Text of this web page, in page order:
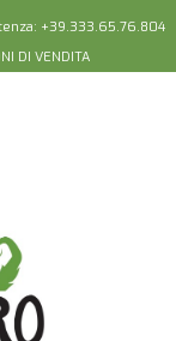
+39.333.65.76.804
DI VENDITA